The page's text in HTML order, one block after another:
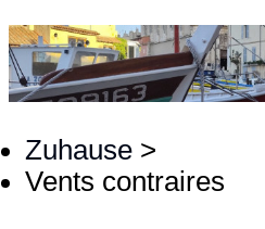
Zuhause >
Vents contraires